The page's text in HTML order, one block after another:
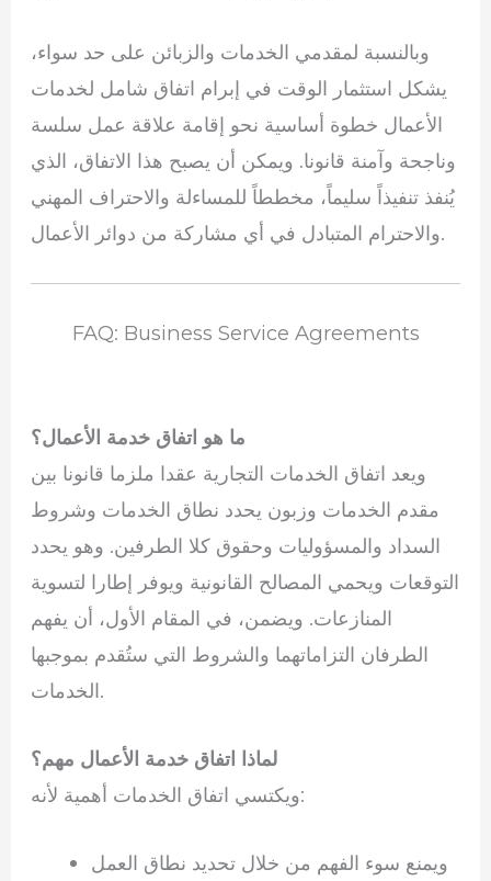
وبالنسبة لمقدمي الخدمات والزبائن على حد سواء،
يشكل استثمار الوقت في إبرام اتفاق شامل لخدمات
الأعمال خطوة أساسية نحو إقامة علاقة عمل سلسة
وناجحة وآمنة قانونا. ويمكن أن يصبح هذا الاتفاق، الذي
يُنفذ تنفيذاً سليماً، مخططاً للمساءلة والاحتراف المهني
والاحترام المتبادل في أي مشاركة من دوائر الأعمال.
FAQ: Business Service Agreements
ما هو اتفاق خدمة الأعمال؟
ويعد اتفاق الخدمات التجارية عقدا ملزما قانونا بين
مقدم الخدمات وزبون يحدد نطاق الخدمات وشروط
السداد والمسؤوليات وحقوق كلا الطرفين. وهو يحدد
التوقعات ويحمي المصالح القانونية ويوفر إطارا لتسوية
المنازعات. ويضمن، في المقام الأول، أن يفهم
الطرفان التزاماتهما والشروط التي ستُقدم بموجبها
الخدمات.
لماذا اتفاق خدمة الأعمال مهم؟
ويكتسي اتفاق الخدمات أهمية لأنه:
ويمنع سوء الفهم من خلال تحديد نطاق العمل